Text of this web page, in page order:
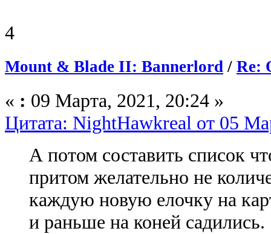
4
Mount & Blade II: Bannerlord / Re:
« : 09 Марта, 2021, 20:24 »
Цитата: NightHawkreal от 05
А потом составить список
притом желательно не
каждую новую елочку на
и раньше на коней садились.